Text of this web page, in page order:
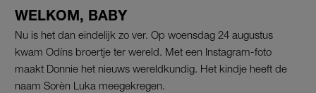
WELKOM, BABY
Nu is het dan eindelijk zo ver. Op woensdag 24 augustus
kwam Odíns broertje ter wereld. Met een Instagram-foto
maakt Donnie het nieuws wereldkundig. Het kindje heeft de
naam Sorèn Luka meegekregen.